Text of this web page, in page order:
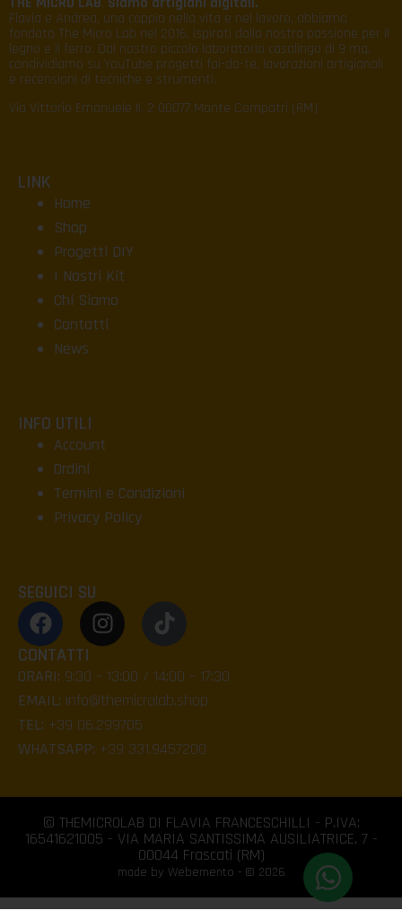
Flavia e Andrea, una coppia nella vita e nel lavoro, abbiamo
fondato The Micro Lab nel 2016, ispirati dalla nostra passione per il
legno e il ferro. Dal nostro piccolo laboratorio casalingo di 9 mq,
condividiamo su YouTube progetti fai-da-te, lavorazioni artigianali
e recensioni di tecniche e strumenti.
Via Vittorio Emanuele II, 2 00077 Monte Compatri (RM)
LINK
Home
Shop
Progetti DIY
I Nostri Kit
Chi Siamo
Contatti
News
INFO UTILI
Account
Ordini
Termini e Condizioni
Privacy Policy
SEGUICI SU
CONTATTI
ORARI: 9:30 – 13:00 / 14:00 – 17:30
EMAIL: info@themicrolab.shop
TEL: +39 06.299705
WHATSAPP: +39 331.9457200
© THEMICROLAB DI FLAVIA FRANCESCHILLI - P.IVA:
16541621005 - VIA MARIA SANTISSIMA AUSILIATRICE, 7 -
00044 Frascati (RM)
made by Webemento - © 2026